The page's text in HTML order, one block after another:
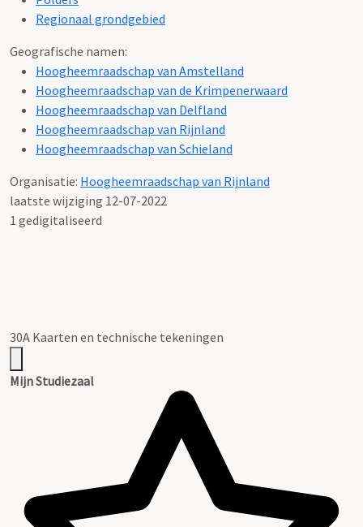
Regionaal grondgebied
Geografische namen:
Hoogheemraadschap van Amstelland
Hoogheemraadschap van de Krimpenerwaard
Hoogheemraadschap van Delfland
Hoogheemraadschap van Rijnland
Hoogheemraadschap van Schieland
Organisatie: Hoogheemraadschap van Rijnland
laatste wijziging 12-07-2022
1 gedigitaliseerd
30A Kaarten en technische tekeningen
Mijn Studiezaal